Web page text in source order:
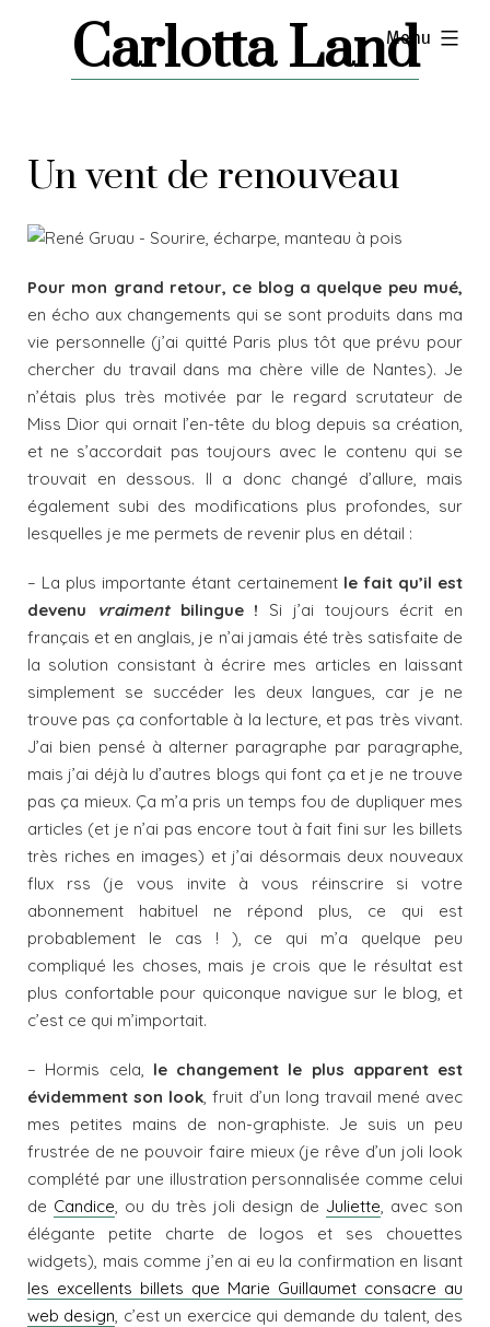
Carlotta Land
Menu
expanded
Un vent de renouveau
Pour mon grand retour, ce blog a quelque peu mué,
en écho aux changements qui se sont produits dans ma
vie personnelle (j’ai quitté Paris plus tôt que prévu pour
chercher du travail dans ma chère ville de Nantes). Je
n’étais plus très motivée par le regard scrutateur de
Miss Dior qui ornait l’en-tête du blog depuis sa création,
et ne s’accordait pas toujours avec le contenu qui se
trouvait en dessous. Il a donc changé d’allure, mais
également subi des modifications plus profondes, sur
lesquelles je me permets de revenir plus en détail :
– La plus importante étant certainementle fait qu’il est
devenu
vraimentbilingue ! Si j’ai toujours écrit en
français et en anglais, je n’ai jamais été très satisfaite de
la solution consistant à écrire mes articles en laissant
simplement se succéder les deux langues, car je ne
trouve pas ça confortable à la lecture, et pas très vivant.
J’ai bien pensé à alterner paragraphe par paragraphe,
mais j’ai déjà lu d’autres blogs qui font ça et je ne trouve
pas ça mieux. Ça m’a pris un temps fou de dupliquer mes
articles (et je n’ai pas encore tout à fait fini sur les billets
très riches en images) et j’ai désormais deux nouveaux
flux rss (je vous invite à vous réinscrire si votre
abonnement habituel ne répond plus, ce qui est
probablement le cas ! ), ce qui m’a quelque peu
compliqué les choses, mais je crois que le résultat est
plus confortable pour quiconque navigue sur le blog, et
c’est ce qui m’importait.
– Hormis cela, le changement le plus apparent est
évidemment son look , fruit d’un long travail mené avec
mes petites mains de non-graphiste. Je suis un peu
frustrée de ne pouvoir faire mieux (je rêve d’un joli look
complété par une illustration personnalisée comme celui
de Candice , ou du très joli design de Juliette , avec son
élégante petite charte de logos et ses chouettes
widgets), mais comme j’en ai eu la confirmation en lisant
les excellents billets que Marie Guillaumet consacre au
web design , c’est un exercice qui demande du talent, des